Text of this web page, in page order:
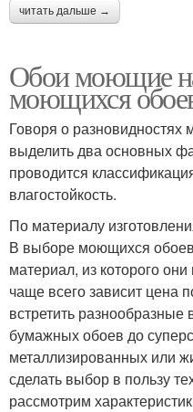
читать дальше →
Обои моющие
моющихся
Говоря о
выделить два основных
проводится
влагостойкость.
По материалу
В выборе моющихся
материал, из которого
чаще всего зависит цена
встретить
бумажных обоев до
металлизированных или
сделать выбор в пользу
рассмотрим